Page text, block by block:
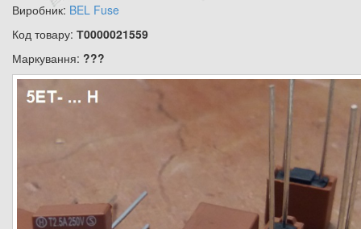
Виробник: BEL Fuse
Код товару: Т0000021559
Маркування: ???